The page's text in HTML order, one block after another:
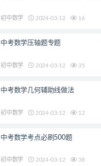
初中数学 2024-03-12 16
中考数学压轴题专题
初中数学 2024-03-12 35
中考数学几何辅助线做法
初中数学 2024-03-12 12
中考数学考点必刷500题
初中数学 2024-03-12 38